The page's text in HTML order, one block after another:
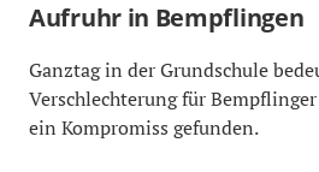
Aufruhr in Bempflingen
Ganztag in der Grundschule
Verschlechterung für
ein Kompromiss gefunden.